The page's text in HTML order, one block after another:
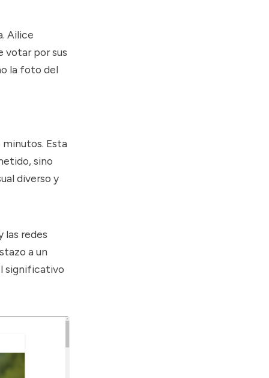
Ailice
votar por sus
la foto del
Esta
sino
diverso y
las redes
a un
significativo